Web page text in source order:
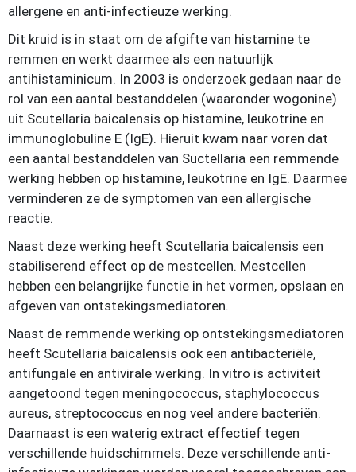
allergene en anti-infectieuze werking.
Dit kruid is in staat om de afgifte van histamine te
remmen en werkt daarmee als een natuurlijk
antihistaminicum. In 2003 is onderzoek gedaan naar de
rol van een aantal bestanddelen (waaronder wogonine)
uit Scutellaria baicalensis op histamine, leukotrine en
immunoglobuline E (IgE). Hieruit kwam naar voren dat
een aantal bestanddelen van Suctellaria een remmende
werking hebben op histamine, leukotrine en IgE. Daarmee
verminderen ze de symptomen van een allergische
reactie.
Naast deze werking heeft Scutellaria baicalensis een
stabiliserend effect op de mestcellen. Mestcellen
hebben een belangrijke functie in het vormen, opslaan en
afgeven van ontstekingsmediatoren.
Naast de remmende werking op ontstekingsmediatoren
heeft Scutellaria baicalensis ook een antibacteriële,
antifungale en antivirale werking. In vitro is activiteit
aangetoond tegen meningococcus, staphylococcus
aureus, streptococcus en nog veel andere bacteriën.
Daarnaast is een waterig extract effectief tegen
verschillende huidschimmels. Deze verschillende anti-